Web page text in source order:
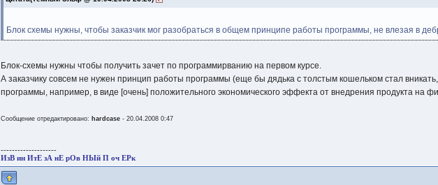
Блок схемы нужны, чтобы заказчик мог разобраться в общем принципе работы программы, не влезая в
Блок-схемы нужны чтобы получить зачет по программирванию на первом курсе.
А заказчику совсем не нужен принцип работы программы (еще бы дядька с толстым кошельком стал
программы, например, в виде [очень] положительного экономического эффекта от внедрения продукта на
Сообщение отредактировано: hardcase - 20.04.2008 0:47
--------------------
ИзВ ин ИтЕ зА нЕ рОв НЫй П оч ЕРк